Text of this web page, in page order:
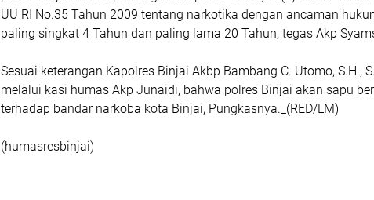
UU RI No.35 Tahun 2009 tentang narkotika dengan ancaman
paling singkat 4 Tahun dan paling lama 20 Tahun, tegas Akp
Sesuai keterangan Kapolres Binjai Akbp Bambang C. Utomo, S.H.,
melalui kasi humas Akp Junaidi, bahwa polres Binjai akan sapu
terhadap bandar narkoba kota Binjai, Pungkasnya._(RED/LM)
(humasresbinjai)